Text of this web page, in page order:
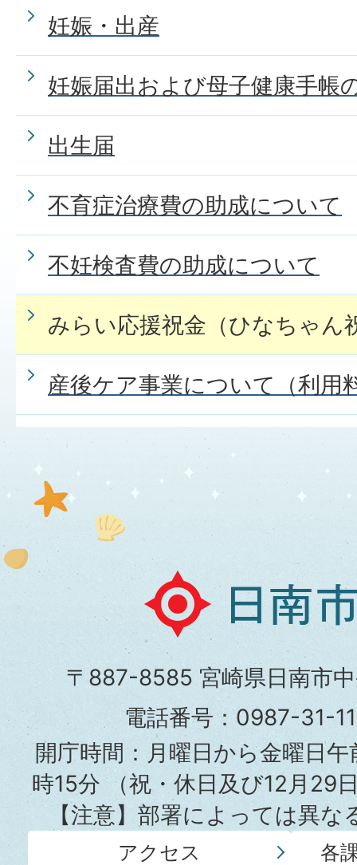
妊娠・出産
妊娠届出および母子健康手帳
出生届
不育症治療費の助成について
不妊検査費の助成について
みらい応援祝金（ひなちゃん
産後ケア事業について（利用
日
南
市
役
所
〒887-8585 宮崎県日南市
電話番号：0987-31-
開庁時間：月曜日から金曜日
時15分（祝・休日及び12月29
【注意】部署によっては異
アクセス 各